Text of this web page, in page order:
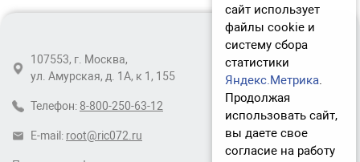
107553, г. Москва,
ул. Амурская, д. 1А, к 1, 155
Телефон: 8-800-250-63-12
E-mail: root@ric072.ru
сайт использует
файлы cookie и
систему сбора
статистики
Яндекс.Метрика.
Продолжая
использовать сайт,
вы даете свое
согласие на работу